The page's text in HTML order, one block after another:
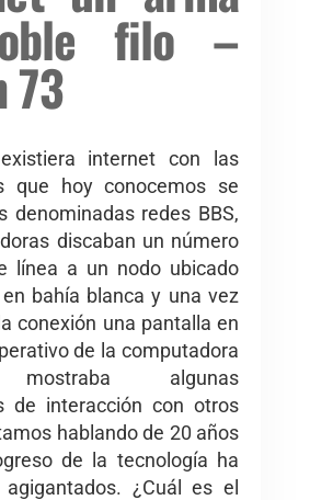
filo –
73
internet con las
que hoy conocemos se
denominadas redes BBS,
discaban un número
línea a un nodo ubicado
bahía blanca y una vez
conexión una pantalla en
de la computadora
mostraba algunas
de interacción con otros
hablando de 20 años
de la tecnología ha
¿Cuál es el